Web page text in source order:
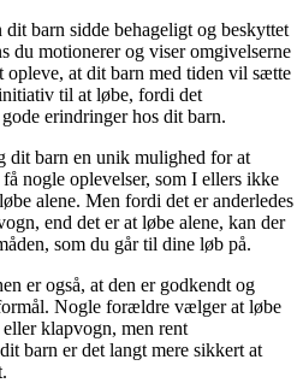
barn sidde behageligt og beskyttet
du motionerer og viser omgivelserne
at dit barn med tiden vil sætte
til at løbe, fordi det
erindringer hos dit barn.
dit barn en unik mulighed for at
nogle oplevelser, som I ellers ikke
alene. Men fordi det er anderledes
end det er at løbe alene, kan der
som du går til dine løb på.
er også, at den er godkendt og
Nogle forældre vælger at løbe
klapvogn, men rent
barn er det langt mere sikkert at